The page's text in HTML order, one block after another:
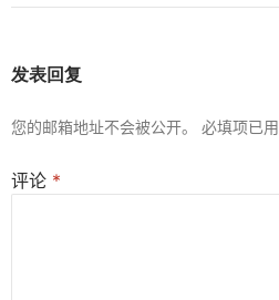
发表回复
您的邮箱地址不会被公开。 必填项已用
评论 *